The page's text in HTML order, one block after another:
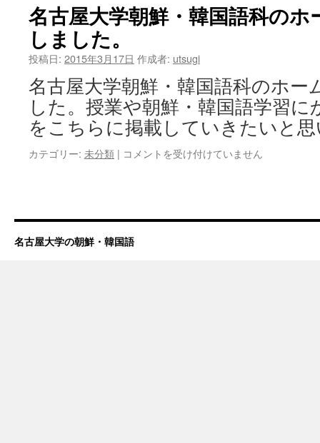
名古屋大学朝鮮・韓国語科の
しました。
投稿日: 2015年3月17日 作成者: utsugi
名古屋大学朝鮮・韓国語科のホー
した。授業や朝鮮・韓国語学習
をこちらに掲載していきたいと
カテゴリー: 未分類 | コメントを受け付けていません
名古屋大学の朝鮮・韓国語